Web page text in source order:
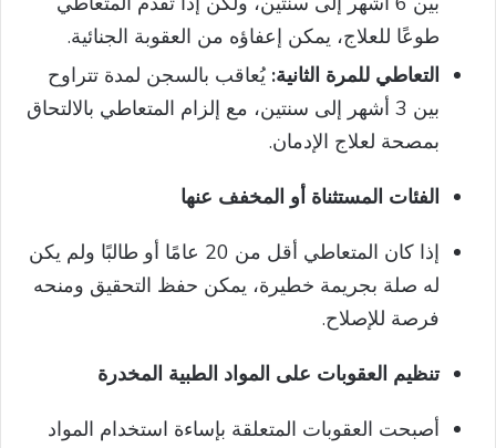
طوعًا للعلاج، يمكن إعفاؤه من العقوبة الجنائية.
التعاطي للمرة الثانية: يُعاقب بالسجن لمدة تتراوح
بين 3 أشهر إلى سنتين، مع إلزام المتعاطي بالالتحاق
بمصحة لعلاج الإدمان.
الفئات المستثناة أو المخفف عنها
إذا كان المتعاطي أقل من 20 عامًا أو طالبًا ولم يكن
له صلة بجريمة خطيرة، يمكن حفظ التحقيق ومنحه
فرصة للإصلاح.
تنظيم العقوبات على المواد الطبية المخدرة
أصبحت العقوبات المتعلقة بإساءة استخدام المواد